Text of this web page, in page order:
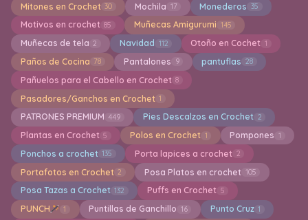
Mitones en Crochet 30 Mochila 17 Monederos 35
Motivos en crochet 85 Muñecas Amigurumi 145
Muñecas de tela 2 Navidad 112 Otoño en Cochet 1
Paños de Cocina 78 Pantalones 9 pantuflas 28
Pañuelos para el Cabello en Crochet 8
Pasadores/Ganchos en Crochet 1
PATRONES PREMIUM 449 Pies Descalzos en Crochet 2
Plantas en Crochet 5 Polos en Crochet 1 Pompones 1
Ponchos a crochet 135 Porta lapices a crochet 2
Portafotos en Crochet 2 Posa Platos en crochet 105
Posa Tazas a Crochet 132 Puffs en Crochet 5
PUNCH 1 Puntillas de Ganchillo 16 Punto Cruz 1